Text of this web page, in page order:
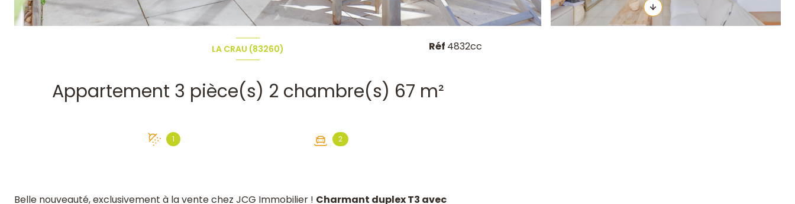
LA CRAU (83260)
Appartement 3 pièce(s) 2 chambre(s) 67 m²
1 2
Réf 4832cc
Belle nouveauté, exclusivement à la vente chez JCG Immobilier ! Charmant duplex T3 avec